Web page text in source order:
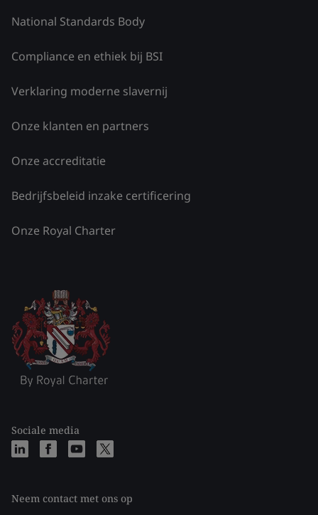
National Standards Body
Compliance en ethiek bij BSI
Verklaring moderne slavernij
Onze klanten en partners
Onze accreditatie
Bedrijfsbeleid inzake certificering
Onze Royal Charter
Sociale media
Neem contact met ons op